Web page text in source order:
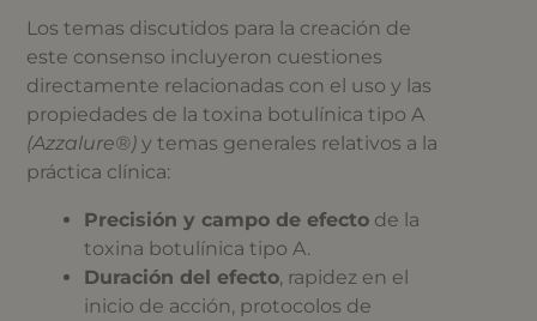
Los temas discutidos para la creación de
este consenso incluyeron cuestiones
directamente relacionadas con el uso y las
propiedades de la toxina botulínica tipo A
(Azzalure®) y temas generales relativos a la
práctica clínica:
Precisión y campo de efecto de la
toxina botulínica tipo A.
Duración del efecto, rapidez en el
inicio de acción, protocolos de